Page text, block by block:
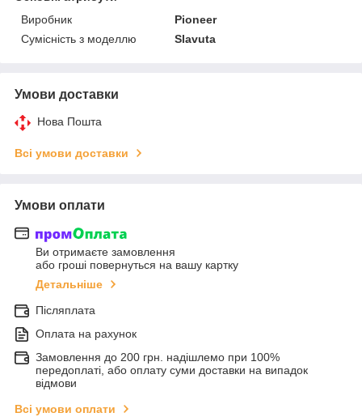
Виробник
Pioneer
Сумісність з моделлю
Slavuta
Умови доставки
Нова Пошта
Всі умови доставки
Умови оплати
Ви отримаєте замовлення
або гроші повернуться на вашу картку
Детальніше
Післяплата
Оплата на рахунок
Замовлення до 200 грн. надішлемо при 100%
передоплаті, або оплату суми доставки на випадок
відмови
Всі умови оплати